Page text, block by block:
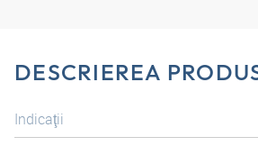
DESCRIEREA
Indicaţii